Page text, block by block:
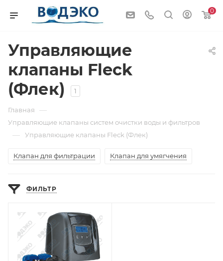
0
Управляющие
клапаны Fleck
(Флек)
1
Главная —
Управляющие клапаны систем очистки воды и фильтров
— Управляющие клапаны Fleck (Флек)
Клапан для фильтрации Клапан для умягчения
ФИЛЬТР